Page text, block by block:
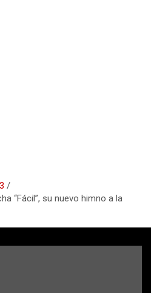
3
“Fácil”, su nuevo himno a la